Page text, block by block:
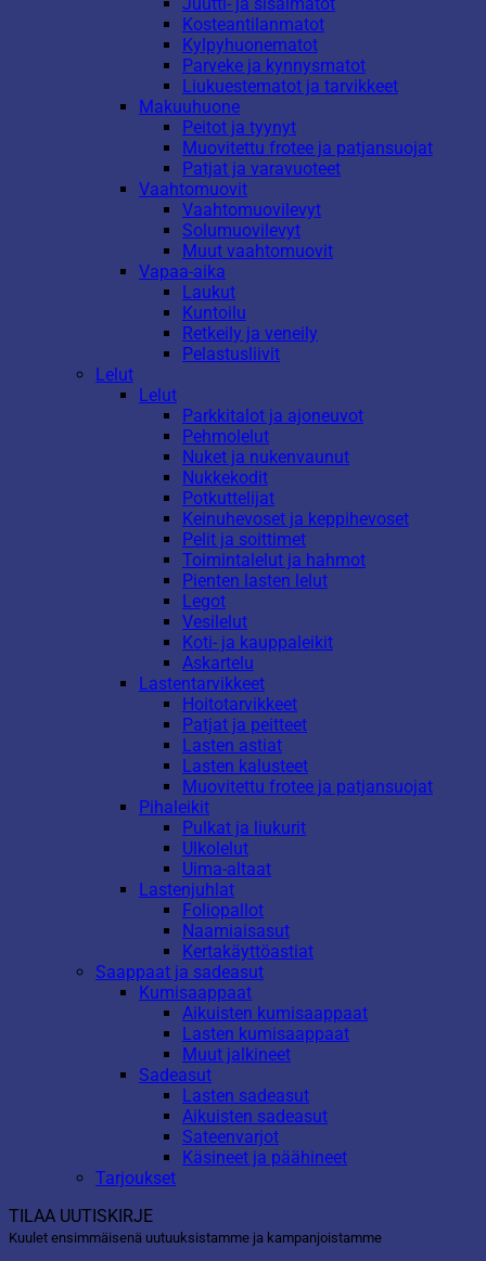
Kosteantilanmatot
Kylpyhuonematot
Parveke ja kynnysmatot
Liukuestematot ja tarvikkeet
Makuuhuone
Peitot ja tyynyt
Muovitettu frotee ja patjansuojat
Patjat ja varavuoteet
Vaahtomuovit
Vaahtomuovilevyt
Solumuovilevyt
Muut vaahtomuovit
Vapaa-aika
Laukut
Kuntoilu
Retkeily ja veneily
Pelastusliivit
Lelut
Lelut
Parkkitalot ja ajoneuvot
Pehmolelut
Nuket ja nukenvaunut
Nukkekodit
Potkuttelijat
Keinuhevoset ja keppihevoset
Pelit ja soittimet
Toimintalelut ja hahmot
Pienten lasten lelut
Legot
Vesilelut
Koti- ja kauppaleikit
Askartelu
Lastentarvikkeet
Hoitotarvikkeet
Patjat ja peitteet
Lasten astiat
Lasten kalusteet
Muovitettu frotee ja patjansuojat
Pihaleikit
Pulkat ja liukurit
Ulkolelut
Uima-altaat
Lastenjuhlat
Foliopallot
Naamiaisasut
Kertakäyttöastiat
Saappaat ja sadeasut
Kumisaappaat
Aikuisten kumisaappaat
Lasten kumisaappaat
Muut jalkineet
Sadeasut
Lasten sadeasut
Aikuisten sadeasut
Sateenvarjot
Käsineet ja päähineet
Tarjoukset
TILAA UUTISKIRJE
Kuulet ensimmäisenä uutuuksistamme ja kampanjoistamme